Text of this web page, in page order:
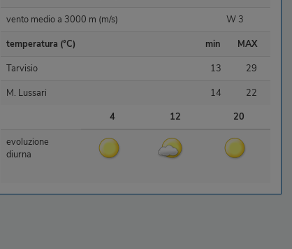
vento medio a 3000 m (m/s)
W 3
temperatura (°C)
min
MAX
Tarvisio
13
29
M. Lussari
14
22
4
12
20
evoluzione
diurna